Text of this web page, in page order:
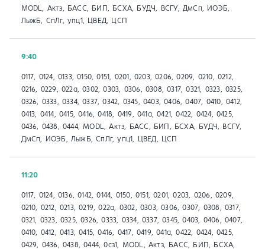
MODL, Актз, БАСС, БИП, БСХА, БУДЧ, ВСГУ, ДмСп, ИОЭБ,
ЛыжБ, СпЛг, упц1, ЦВЕД, ЦСП
9:40
0117, 0124, 0133, 0150, 0151, 0201, 0203, 0206, 0209, 0210, 0212,
0216, 0229, 022а, 0302, 0303, 0306, 0308, 0317, 0321, 0323, 0325,
0326, 0333, 0334, 0337, 0342, 0345, 0403, 0406, 0407, 0410, 0412,
0413, 0414, 0415, 0416, 0418, 0419, 041a, 0421, 0422, 0424, 0425,
0436, 0438, 0444, MODL, Актз, БАСС, БИП, БСХА, БУДЧ, ВСГУ,
ДмСп, ИОЭБ, ЛыжБ, СпЛг, упц1, ЦВЕД, ЦСП
11:20
0117, 0124, 0136, 0142, 0144, 0150, 0151, 0201, 0203, 0206, 0209,
0210, 0212, 0213, 0219, 022а, 0302, 0303, 0306, 0307, 0308, 0317,
0321, 0323, 0325, 0326, 0333, 0334, 0337, 0345, 0403, 0406, 0407,
0410, 0412, 0413, 0415, 0416, 0417, 0419, 041a, 0422, 0424, 0425,
0429, 0436, 0438, 0444, 0сз1, MODL, Актз, БАСС, БИП, БСХА,